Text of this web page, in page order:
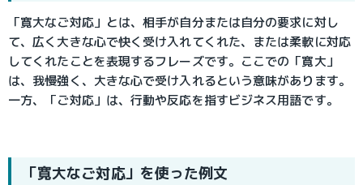
「寛大なご対応」とは、相手が自分または自分の要求に対し
て、広く大きな心で快く受け入れてくれた、または柔軟に対応
してくれたことを表現するフレーズです。ここでの「寛大」
は、我慢強く、大きな心で受け入れるという意味があります。
一方、「ご対応」は、行動や反応を指すビジネス用語です。
「寛大なご対応」を使った例文